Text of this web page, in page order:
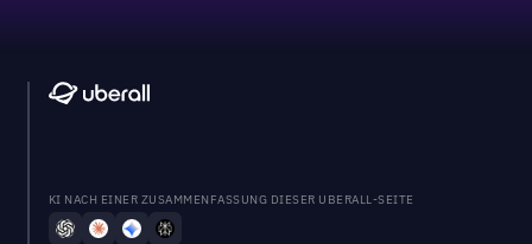
KI NACH EINER ZUSAMMENFASSUNG DIESER UBERALL-SEITE